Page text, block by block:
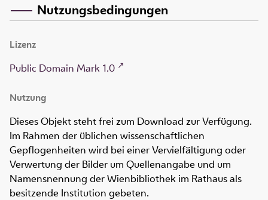
Nutzungsbedingungen
Lizenz
Public Domain Mark 1.0
Nutzung
Dieses Objekt steht frei zum Download zur Verfügung.
Im Rahmen der üblichen wissenschaftlichen
Gepflogenheiten wird bei einer Vervielfältigung oder
Verwertung der Bilder um Quellenangabe und um
Namensnennung der Wienbibliothek im Rathaus als
besitzende Institution gebeten.